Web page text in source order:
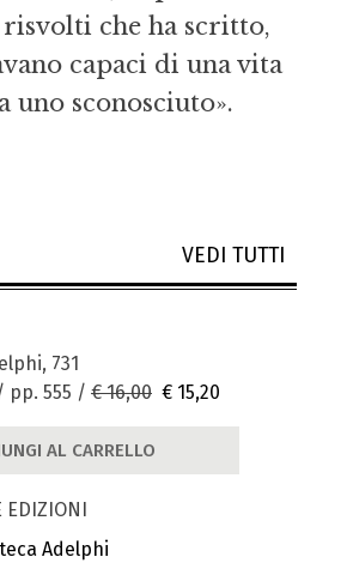
che ha scritto,
capaci di una vita
uno sconosciuto».
VEDI TUTTI
731
pp. 555 / € 16,00 € 15,20
AL CARRELLO
EDIZIONI
Adelphi